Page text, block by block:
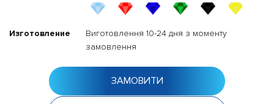
Изготовление
Виготовлення 10-24 дня з моменту
замовлення
ЗАМОВИТИ